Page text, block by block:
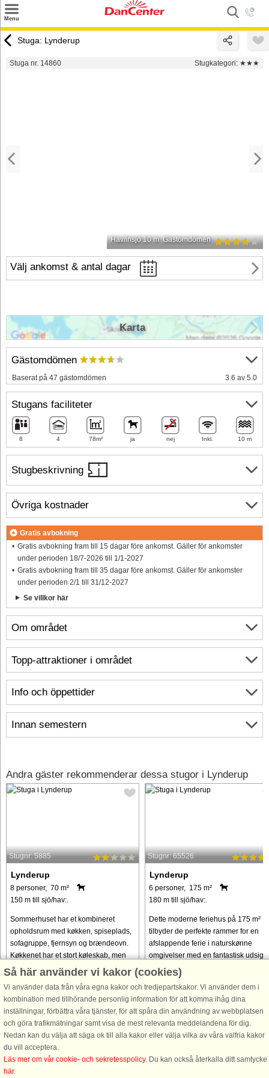
Menu
Tilbud
Stuga: Lynderup
Stuga nr. 14860 Stugkategori: ★★★
Hav/insjö 10 m Gästomdömen
Välj ankomst & antal dagar
Stugbeskrivning
Om området
Info och öppettider
Innan semestern
Gästomdömen
Baserat på 47 gästomdömen 3.6 av 5.0
Stugans faciliteter
8 4 78m² ja nej Inkl. 10 m
Övriga kostnader
Gratis avbokning
Gratis avbokning fram till 15 dagar före ankomst. Gäller för ankomster
under perioden 18/7-2026 till 1/1-2027
Gratis avbokning fram till 35 dagar före ankomst. Gäller för ankomster
under perioden 2/1 till 31/12-2027
Se villkor här
Karta
Topp-attraktioner i området
Andra gäster rekommenderar dessa stugor i Lynderup
Stugnr: 5885
Lynderup
8 personer, 70 m²
150 m till sjö/hav:.
Sommerhuset har et kombineret
opholdsrum med køkken, spiseplads,
sofagruppe, fjernsyn og brændeovn.
Køkkenet har et stort køleskab, men
ingen fryser. Ovnen er en fritstående
från 4.556 SEK
Stugnr: 65526
Lynderup
6 personer, 175 m²
180 m till sjö/hav:.
Dette moderne feriehus på 175 m²
tilbyder de perfekte rammer for en
afslappende ferie i naturskønne
omgivelser med en fantastisk udsigt
over Hjarbæk Fjord. Huset har plads
til 6 gæster og rummer tre
rummelige ...
från 8.938 SEK
Så här använder vi kakor (cookies)
Vi använder data från våra egna kakor och tredjepartskakor. Vi använder dem i
kombination med tillhörande personlig information för att komma ihåg dina
inställningar, förbättra våra tjänster, för att spåra din användning av webbplatsen
och göra trafikmätningar samt visa de mest relevanta meddelandena för dig.
Nedan kan du välja att säga ok till alla kakor eller välja vilka av våra valfria kakor
du vill acceptera.
Läs mer om vår cookie- och sekretesspolicy. Du kan också återkalla ditt samtycke
här.